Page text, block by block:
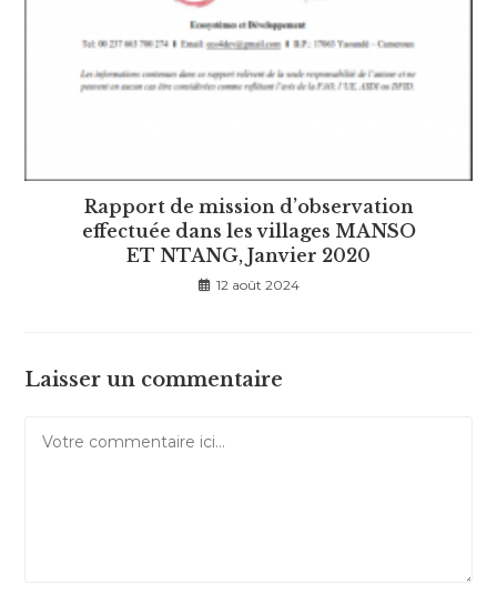
Rapport de mission d’observation
effectuée dans les villages MANSO
ET NTANG, Janvier 2020
12 août 2024
Laisser un commentaire